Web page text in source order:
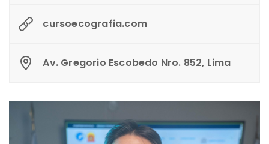
cursoecografia.com
Av. Gregorio Escobedo Nro. 852, Lima